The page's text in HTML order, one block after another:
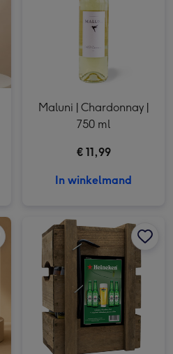
Maluni | Chardonnay |
750 ml
€ 11,99
In winkelmand